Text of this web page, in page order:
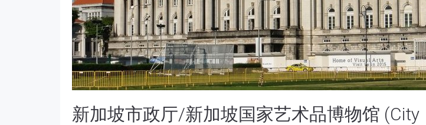
新加坡市政厅/新加坡国家艺术品博物馆 (City